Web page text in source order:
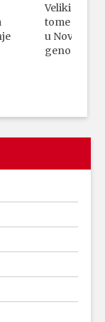
Veliki broj
tome da su
u Novom
genocidni